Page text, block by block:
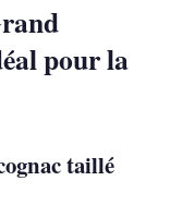
pour la
taillé